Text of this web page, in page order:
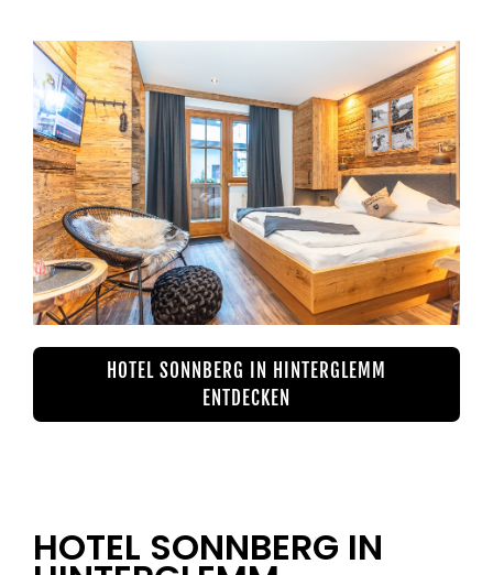
HOTEL SONNBERG IN HINTERGLEMM
ENTDECKEN
HOTEL SONNBERG IN